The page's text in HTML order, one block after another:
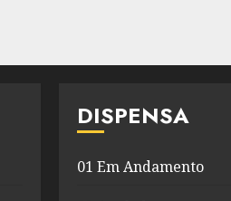
DISPENSA
01 Em Andamento